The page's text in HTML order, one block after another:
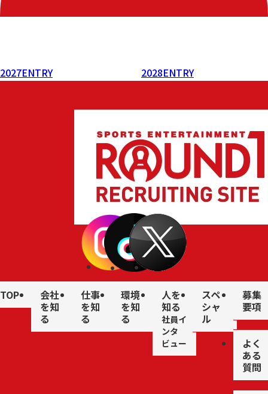
2027ENTRY 2028ENTRY
TOP
会社
を知
る
仕事
を知
る
環境
を知
る
人を
知る
社員イ
ンタ
ビュー
スペ
シャ
ル
募集
要項
よく
ある
質問